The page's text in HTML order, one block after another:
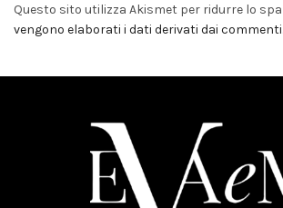
Questo sito utilizza Akismet per ridurre lo
vengono elaborati i dati derivati dai commenti